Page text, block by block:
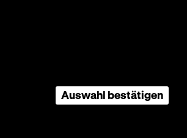
Auswahl bestätigen